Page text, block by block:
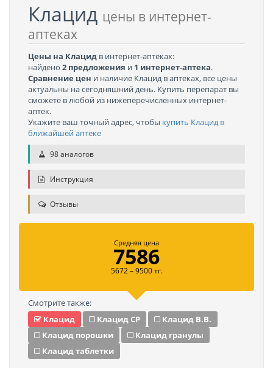
Клацид цены в интернет-
аптеках
Цены на Клацид в интернет-аптеках:
найдено 2 предложения и 1 интернет-аптека.
Сравнение цен и наличие Клацид в аптеках, все цены
актуальны на сегодняшний день. Купить перепарат вы
сможете в любой из нижеперечисленных интернет-
аптек.
Укажите ваш точный адрес, чтобы купить Клацид в
ближайшей аптеке
98 аналогов
Инструкция
Отзывы
Средняя цена
7586
5672 – 9500 тг.
Смотрите также:
Клацид
Клацид СР
Клацид В.В.
Клацид порошки
Клацид гранулы
Клацид таблетки